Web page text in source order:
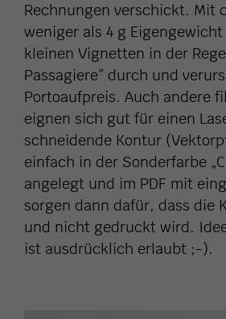
Rechnungen verschickt. Mit
weniger als 4 g
kleinen Vignetten in der
Passagiere” durch und
Portoaufpreis. Auch andere
eignen sich gut für einen
schneidende Kontur
einfach in der Sonderfarbe
angelegt und im PDF mit
sorgen dann dafür, dass die
und nicht gedruckt wird.
ist ausdrücklich erlaubt ;-).